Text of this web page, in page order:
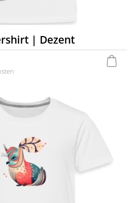
| Dezent